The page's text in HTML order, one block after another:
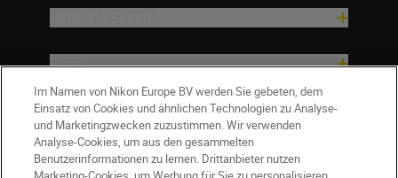
Firma
Im Namen von Nikon Europe BV werden Sie gebeten, dem
Einsatz von Cookies und ähnlichen Technologien zu Analyse-
und Marketingzwecken zuzustimmen. Wir verwenden
Analyse-Cookies, um aus den gesammelten
Benutzerinformationen zu lernen. Drittanbieter nutzen